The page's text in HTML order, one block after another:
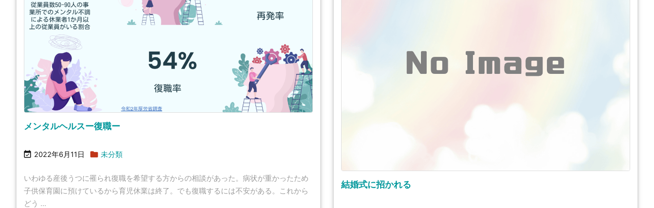
メンタルヘルスー復職ー
 2022年6月11日  未分類
いわゆる産後うつに罹られ復職を希望する方からの相談があった。病状が重かったため
子供保育園に預けているから育児休業は終了。でも復職するには不安がある。これから
どう ...
結婚式に招かれる